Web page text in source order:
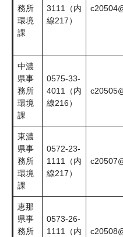
務所
環境
課
3111（内
線217）
中濃
県事
務所
環境
課
0575-33-
4011（内
線216）
東濃
県事
務所
環境
課
0572-23-
1111（内
線217）
恵那
県事
務所
0573-26-
1111（内